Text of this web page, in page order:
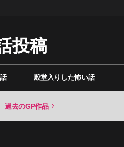
投稿
殿堂入りした怖い話
過去のGP作品